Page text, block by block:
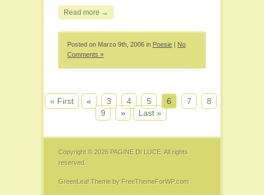
Read more →
Posted on Marzo 9th, 2006 in Poesie | No
Comments »
« First « 3 4 5 6 7
8
9
» Last »
Copyright © 2026 PAGINE DI LUCE. All rights
reserved.
GreenLeaf Themeby FreeThemeForWP.com